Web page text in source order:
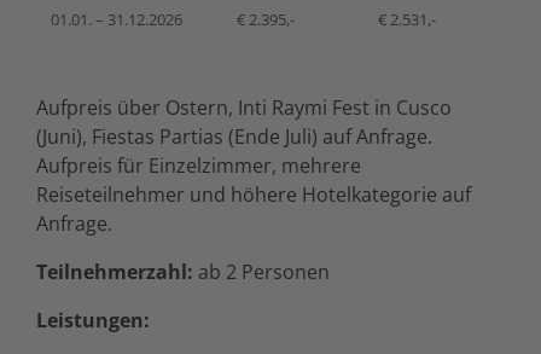
01.01. – 31.12.2026 € 2.395,- € 2.531,-
Aufpreis über Ostern, Inti Raymi Fest in Cusco
(Juni), Fiestas Partias (Ende Juli) auf Anfrage.
Aufpreis für Einzelzimmer, mehrere
Reiseteilnehmer und höhere Hotelkategorie auf
Anfrage.
Teilnehmerzahl: ab 2 Personen
Leistungen: